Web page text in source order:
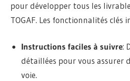
pour développer tous les
TOGAF. Les fonctionnalités clés
Instructions faciles à suivre:
détaillées pour vous assurer
voie.